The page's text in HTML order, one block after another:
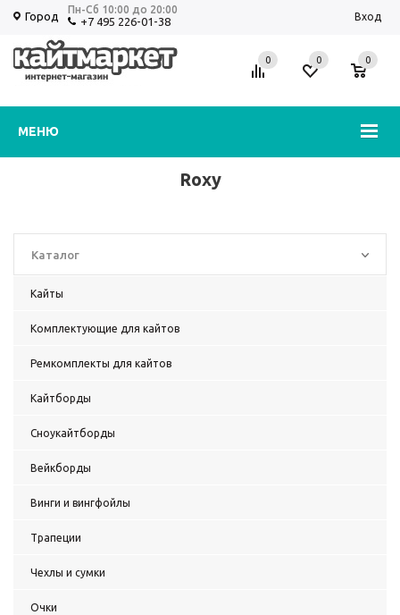
Город
Пн-Сб 10:00 до 20:00
+7 495 226-01-38 Вход
МЕНЮ
0 0
0
Roxy
Каталог
Кайты
Комплектующие для кайтов
Ремкомплекты для кайтов
Кайтборды
Сноукайтборды
Вейкборды
Винги и вингфойлы
Трапеции
Чехлы и сумки
Очки